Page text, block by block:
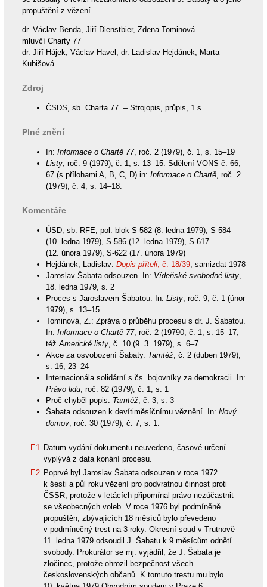
propuštění z vězení.
dr. Václav Benda, Jiří Dienstbier, Zdena Tominová
mluvčí Charty 77
dr. Jiří Hájek, Václav Havel, dr. Ladislav Hejdánek, Marta
Kubišová
Zdroj
ČSDS, sb. Charta 77. – Strojopis, průpis, 1 s.
Plné znění
In: Informace o Chartě 77, roč. 2 (1979), č. 1, s. 15–19
Listy, roč. 9 (1979), č. 1, s. 13–15. Sdělení VONS č. 66,
67 (s přílohami A, B, C, D) in: Informace o Chartě, roč. 2
(1979), č. 4, s. 14–18.
Komentáře
ÚSD, sb. RFE, pol. blok S-582 (8. ledna 1979), S-584
(10. ledna 1979), S-586 (12. ledna 1979), S-617
(12. února 1979), S-622 (17. února 1979)
Hejdánek, Ladislav: Dopis příteli, č. 18/39, samizdat 1978
Jaroslav Šabata odsouzen. In: Vídeňské svobodné listy,
18. ledna 1979, s. 2
Proces s Jaroslavem Šabatou. In: Listy, roč. 9, č. 1 (únor
1979), s. 13–15
Tominová, Z.: Zpráva o průběhu procesu s dr. J. Šabatou.
In: Informace o Chartě 77, roč. 2 (19790, č. 1, s. 15–17,
téžAmerické listy, č. 10 (9. 3. 1979), s. 6–7
Akce za osvobození Šabaty. Tamtéž, č. 2 (duben 1979),
s. 16, 23–24
Internacionála solidární s čs. bojovníky za demokracii. In:
Právo lidu, roč. 82 (1979), č. 1, s. 1
Proč chyběl popis. Tamtéž, č. 3, s. 3
Šabata odsouzen k devítiměsíčnímu věznění. In: Nový
domov, roč. 30 (1979), č. 7, s. 1.
E1. Datum vydání dokumentu neuvedeno, časové určení
vyplývá z data konání procesu.
E2. Poprvé byl Jaroslav Šabata odsouzen v roce 1972
k šesti a půl roku vězení pro podvratnou činnost proti
ČSSR, protože v letácích připomínal právo nezúčastnit
se všeobecných voleb. V roce 1976 byl podmíněně
propuštěn, zbývajících 18 měsíců bylo převedeno
v podmínečný trest na 3 roky. Okresní soud v Trutnově
11. ledna 1979 odsoudil J. Šabatu k 9 měsícům odnětí
svobody. Prokurátor se mj. vyjádřil, že J. Šabata je
zločinec, protože ohrozil bezpečnost všech
československých občanů. K tomuto trestu mu bylo